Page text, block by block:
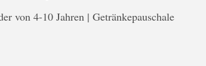
von 4-10 Jahren | Getränkepauschale